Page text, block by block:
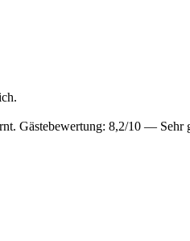
Gästebewertung: 8,2/10 — Sehr